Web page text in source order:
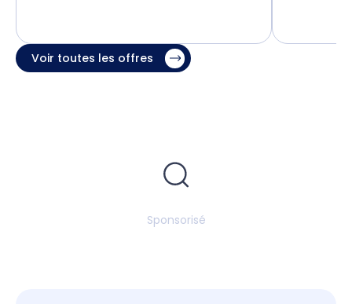
Voir toutes les offres
Sponsorisé